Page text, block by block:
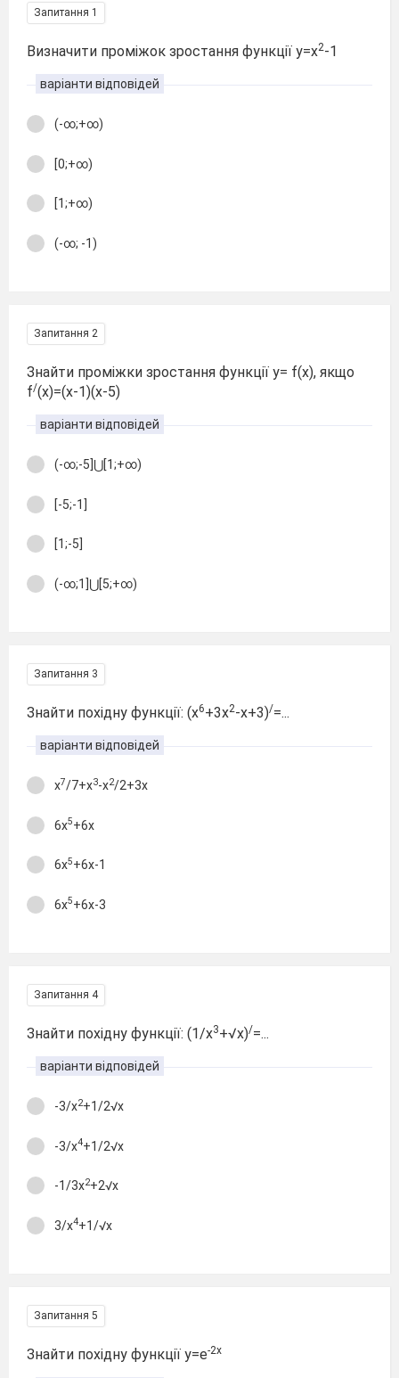
Запитання 1
Визначити проміжок зростання функції у=х2-1
варіанти відповідей
(-∞;+∞)
[0;+∞)
[1;+∞)
(-∞; -1)
Запитання 2
Знайти проміжки зростання функції у= f(x), якщо
f/(x)=(x-1)(x-5)
варіанти відповідей
(-∞;-5]⋃[1;+∞)
[-5;-1]
[1;-5]
(-∞;1]⋃[5;+∞)
Запитання 3
Знайти похідну функції: (х6+3х2-х+3)/=...
варіанти відповідей
х7/7+х3-х2/2+3х
6х5+6х
6х5+6х-1
6х5+6х-3
Запитання 4
Знайти похідну функції: (1/х3+√х)/=...
варіанти відповідей
-3/х2+1/2√х
-3/х4+1/2√х
-1/3х2+2√х
3/х4+1/√х
Запитання 5
Знайти похідну функції у=е-2х